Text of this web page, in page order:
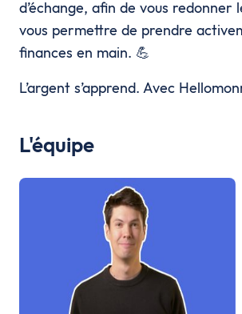
d’échange, afin de vous redonner
vous permettre de prendre
finances en main. 💪
L’argent s’apprend. Avec
L'équipe